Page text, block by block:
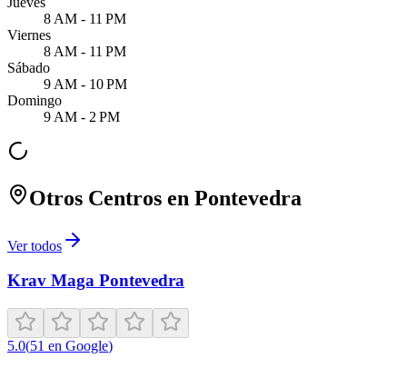
8 AM - 11 PM
Viernes
8 AM - 11 PM
Sábado
9 AM - 10 PM
Domingo
9 AM - 2 PM
Otros Centros en Pontevedra
Ver todos
Krav Maga Pontevedra
5.0(51 en Google)